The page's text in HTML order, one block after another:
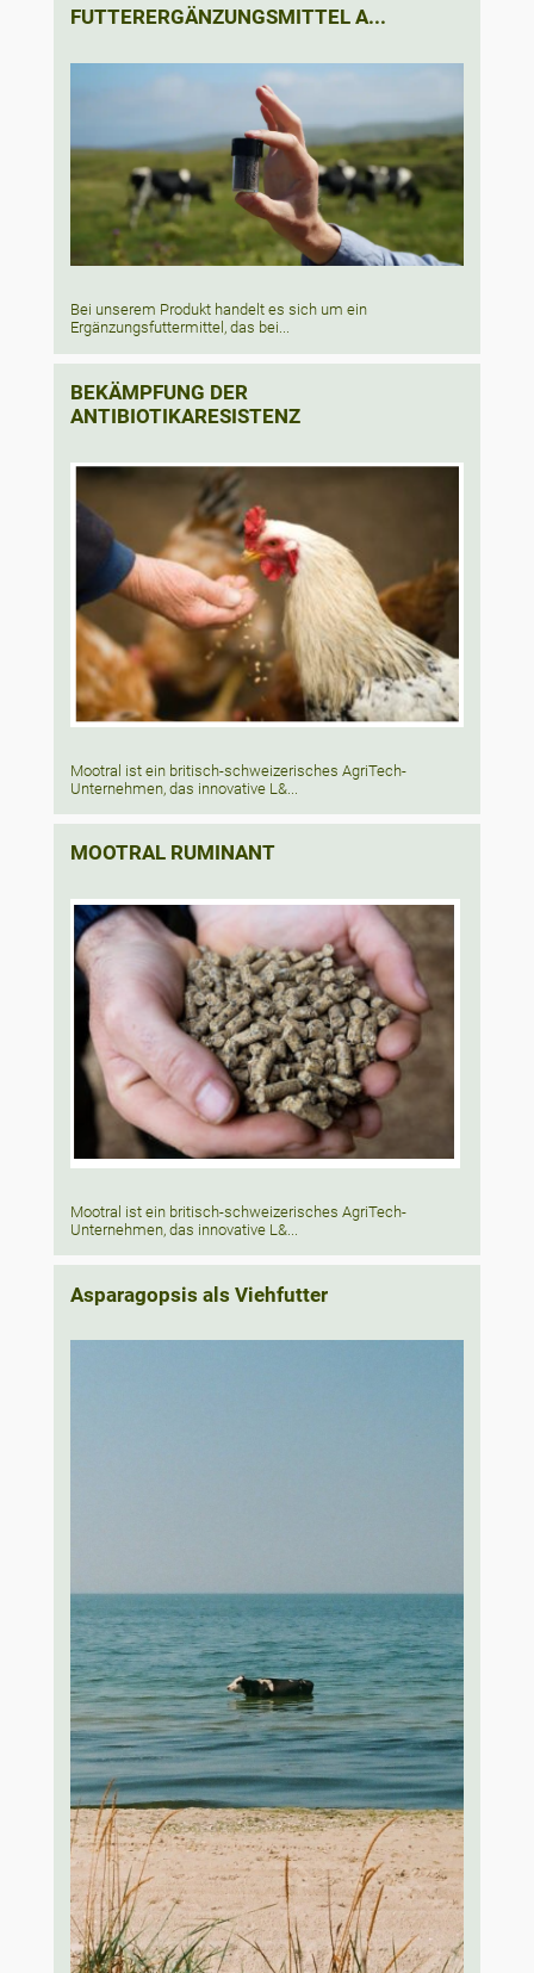
FUTTERERGÄNZUNGSMITTEL A...
Bei unserem Produkt handelt es sich um ein
Ergänzungsfuttermittel, das bei...
BEKÄMPFUNG DER
ANTIBIOTIKARESISTENZ
Mootral ist ein britisch-schweizerisches AgriTech-
Unternehmen, das innovative L&...
MOOTRAL RUMINANT
Mootral ist ein britisch-schweizerisches AgriTech-
Unternehmen, das innovative L&...
Asparagopsis als Viehfutter